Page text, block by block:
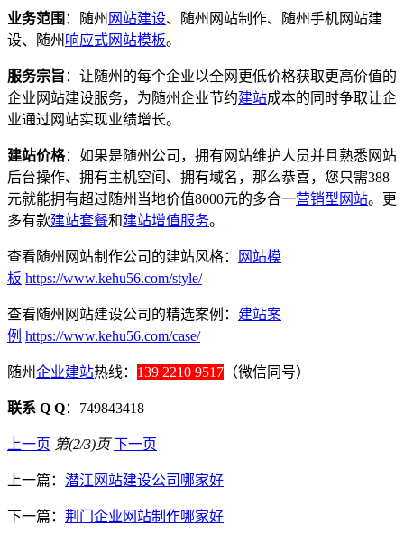
业务范围 ：随州 网站建设、随州网站制作、随州手机网站建
设、随州 响应式网站模板。
服务宗旨 ：让随州的每个企业以全网更低价格获取更高价值的
企业网站建设服务，为随州企业节约建站成本的同时争取让企
业通过网站实现业绩增长。
建站价格：如果是随州公司，拥有网站维护人员并且熟悉网站
后台操作、拥有主机空间、拥有域名，那么恭喜，您只需388
元就能拥有超过随州当地价值8000元的多合一营销型网站。更
多有款建站套餐和建站增值服务。
查看随州网站制作公司的建站风格：
网站模
板 https://www.kehu56.com/style/
查看随州网站建设公司的精选案例： 建站案
例 https://www.kehu56.com/case/
随州企业建站热线： 139 2210 9517 （微信同号）
联系 Q Q：749843418
上一页 第(2/3)页 下一页
上一篇： 潜江网站建设公司哪家好
下一篇： 荆门企业网站制作哪家好